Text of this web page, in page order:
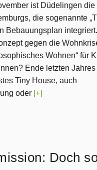
ist Düdelingen
die sogenannte
Bebauungsplan
gegen die
Wohnen“ für
Ende letzten Jahres
Tiny House, auch
oder [+]
Doch